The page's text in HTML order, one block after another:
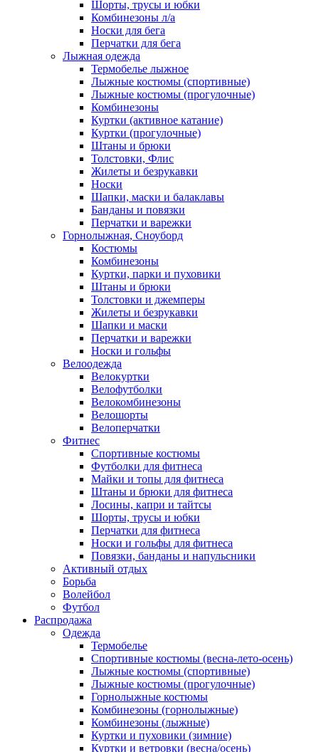
Шорты, трусы и юбки
Комбинезоны л/а
Носки для бега
Перчатки для бега
Лыжная одежда
Термобелье лыжное
Лыжные костюмы (спортивные)
Лыжные костюмы (прогулочные)
Комбинезоны
Куртки (активное катание)
Куртки (прогулочные)
Штаны и брюки
Толстовки, Флис
Жилеты и безрукавки
Носки
Шапки, маски и балаклавы
Банданы и повязки
Перчатки и варежки
Горнолыжная, Сноуборд
Костюмы
Комбинезоны
Куртки, парки и пуховики
Штаны и брюки
Толстовки и джемперы
Жилеты и безрукавки
Шапки и маски
Перчатки и варежки
Носки и гольфы
Велоодежда
Велокуртки
Велофутболки
Велокомбинезоны
Велошорты
Велоперчатки
Фитнес
Спортивные костюмы
Футболки для фитнеса
Майки и топы для фитнеса
Штаны и брюки для фитнеса
Лосины, капри и тайтсы
Шорты, трусы и юбки
Перчатки для фитнеса
Носки и гольфы для фитнеса
Повязки, банданы и напульсники
Активный отдых
Борьба
Волейбол
Футбол
Распродажа
Одежда
Термобелье
Спортивные костюмы (весна-лето-осень)
Лыжные костюмы (спортивные)
Лыжные костюмы (прогулочные)
Горнолыжные костюмы
Комбинезоны (горнолыжные)
Комбинезоны (лыжные)
Куртки и пуховики (зимние)
Куртки и ветровки (весна/осень)